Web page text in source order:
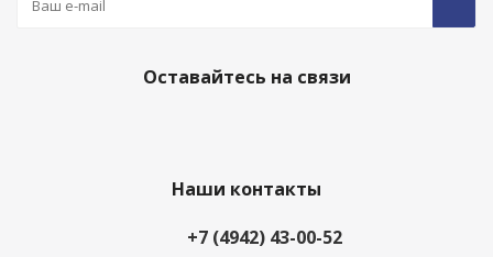
Оставайтесь на связи
Наши контакты
+7 (4942) 43-00-52